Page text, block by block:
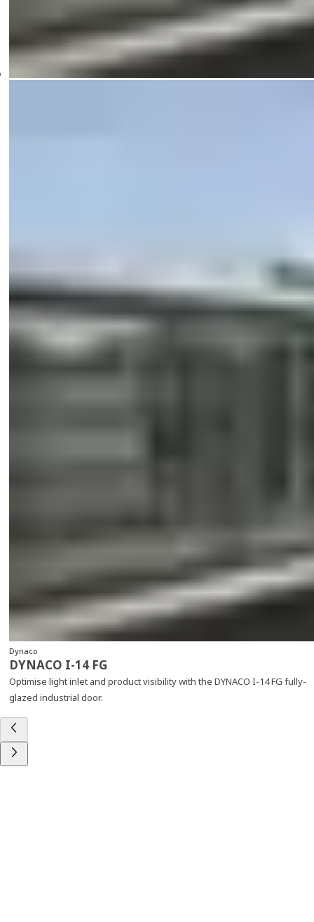
Dynaco
DYNACO I-14 FG
Optimise light inlet and product visibility with the DYNACO I-14 FG fully-
glazed industrial door.